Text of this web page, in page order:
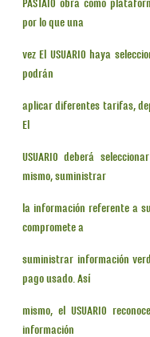
PASTAIO obra como
por lo que una
vez El USUARIO haya
podrán
aplicar diferentes tarifas,
El
USUARIO deberá
mismo, suministrar
la información referente a
compromete a
suministrar información
pago usado. Así
mismo, el USUARIO
información